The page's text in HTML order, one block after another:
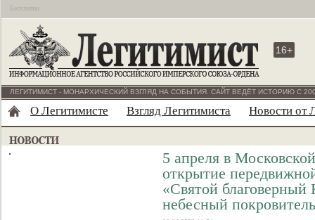
Бесплатно
16+
ЛЕГИТИМИСТ - МОНАРХИЧЕСКИЙ ВЗГЛЯД НА СОБЫТИЯ. САЙТ ВЕДЁТ ИСТОРИЮ С
О Легитимисте Взгляд Легитимиста Новости от
5 апреля в
открытие
«Святой
небесный